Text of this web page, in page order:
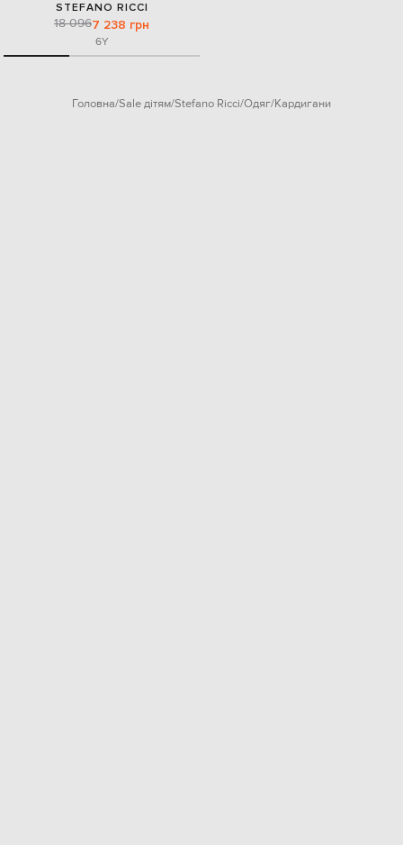
STEFANO RICCI
18 0967 238 грн
6Y
Головна Sale дітям Stefano Ricci Одяг Кардигани